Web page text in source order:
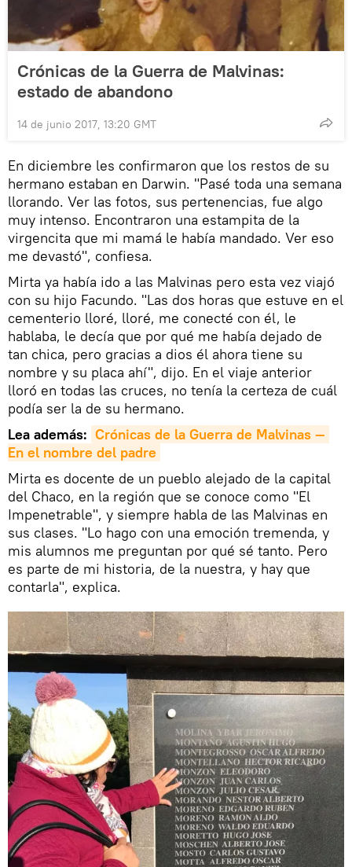
Crónicas de la Guerra de Malvinas:
estado de abandono
14 de junio 2017, 13:20 GMT
En diciembre les confirmaron que los restos de su
hermano estaban en Darwin. "Pasé toda una semana
llorando. Ver las fotos, sus pertenencias, fue algo
muy intenso. Encontraron una estampita de la
virgencita que mi mamá le había mandado. Ver eso
me devastó", confiesa.
Mirta ya había ido a las Malvinas pero esta vez viajó
con su hijo Facundo. "Las dos horas que estuve en el
cementerio lloré, lloré, me conecté con él, le
hablaba, le decía que por qué me había dejado de
tan chica, pero gracias a dios él ahora tiene su
nombre y su placa ahí", dijo. En el viaje anterior
lloró en todas las cruces, no tenía la certeza de cuál
podía ser la de su hermano.
Lea además: Crónicas de la Guerra de Malvinas —
En el nombre del padre
Mirta es docente de un pueblo alejado de la capital
del Chaco, en la región que se conoce como "El
Impenetrable", y siempre habla de las Malvinas en
sus clases. "Lo hago con una emoción tremenda, y
mis alumnos me preguntan por qué sé tanto. Pero
es parte de mi historia, de la nuestra, y hay que
contarla", explica.